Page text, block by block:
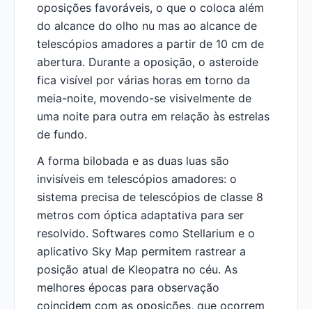
oposições favoráveis, o que o coloca além
do alcance do olho nu mas ao alcance de
telescópios amadores a partir de 10 cm de
abertura. Durante a oposição, o asteroide
fica visível por várias horas em torno da
meia-noite, movendo-se visivelmente de
uma noite para outra em relação às estrelas
de fundo.
A forma bilobada e as duas luas são
invisíveis em telescópios amadores: o
sistema precisa de telescópios de classe 8
metros com óptica adaptativa para ser
resolvido. Softwares como Stellarium e o
aplicativo Sky Map permitem rastrear a
posição atual de Kleopatra no céu. As
melhores épocas para observação
coincidem com as oposições, que ocorrem